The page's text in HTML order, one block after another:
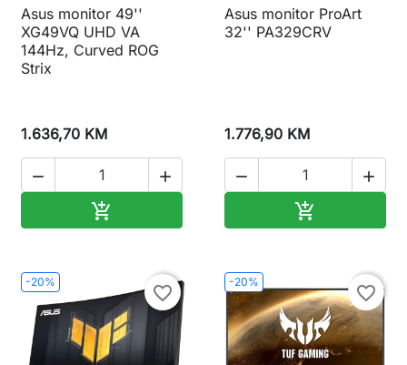
Asus monitor 49''
XG49VQ UHD VA
144Hz, Curved ROG
Strix
1.636,70 KM
 

Asus monitor ProArt
32'' PA329CRV
1.776,90 KM
 

-20%
favorite_border
-20%
favorite_border